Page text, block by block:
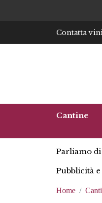
Contatta
Cantine
Parliamo
Pubblicità
Home